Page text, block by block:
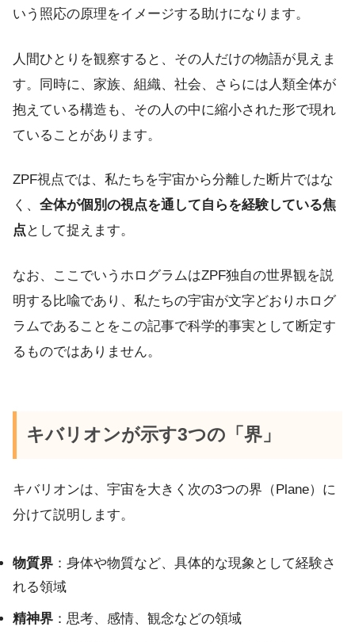
いう照応の原理をイメージする助けになります。
人間ひとりを観察すると、その人だけの物語が見えま
す。同時に、家族、組織、社会、さらには人類全体が
抱えている構造も、その人の中に縮小された形で現れ
ていることがあります。
ZPF視点では、私たちを宇宙から分離した断片ではな
く、 全体が個別の視点を通して自らを経験している焦
点 として捉えます。
なお、ここでいうホログラムはZPF独自の世界観を説
明する比喩であり、私たちの宇宙が文字どおりホログ
ラムであることをこの記事で科学的事実として断定す
るものではありません。
キバリオンが示す3つの「界」
キバリオンは、宇宙を大きく次の3つの界（Plane）に
分けて説明します。
物質界 ：身体や物質など、具体的な現象として経験さ
れる領域
精神界 ：思考、感情、観念などの領域